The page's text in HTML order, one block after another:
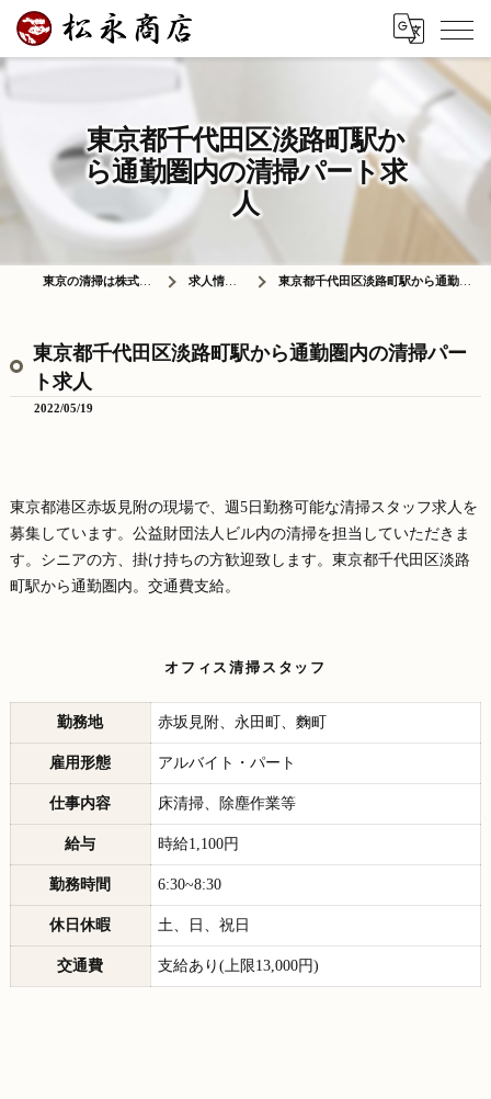
東京都千代田区淡路町駅か
ら通勤圏内の清掃パート求
人
東京の清掃は株式会社松永商店 求人情報ブログ 東京都千代田区淡路町駅から通勤圏内の清掃パート求人
東京都千代田区淡路町駅から通勤圏内の清掃パー
ト求人
2022/05/19
東京都港区赤坂見附の現場で、週5日勤務可能な清掃スタッフ求人を
募集しています。公益財団法人ビル内の清掃を担当していただきま
す。シニアの方、掛け持ちの方歓迎致します。東京都千代田区淡路
町駅から通勤圏内。交通費支給。
オフィス清掃スタッフ
勤務地 赤坂見附、永田町、麴町
雇用形態 アルバイト・パート
仕事内容 床清掃、除塵作業等
給与 時給1,100円
勤務時間 6:30~8:30
休日休暇 土、日、祝日
交通費 支給あり(上限13,000円)